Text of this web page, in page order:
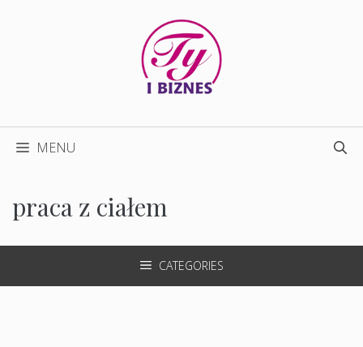
MENU
praca z ciałem
CATEGORIES